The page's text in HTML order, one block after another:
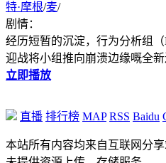
特·摩根/麦/
剧情：
经历短暂的沉淀，行为分析组
迎战将小组推向崩溃边缘嘅全新
立即播放
直播 排行榜 MAP RSS Baidu
本站所有内容均来自互联网分